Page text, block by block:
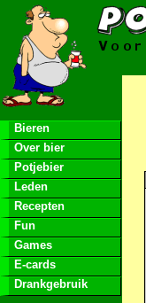
Bieren
Over bier
Potjebier
Leden
Recepten
Fun
Games
E-cards
Drankgebruik